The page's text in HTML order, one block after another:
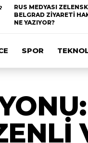
RUS MEDYASI
BELGRAD ZİYARETİ
NE YAZIYOR?
SPOR